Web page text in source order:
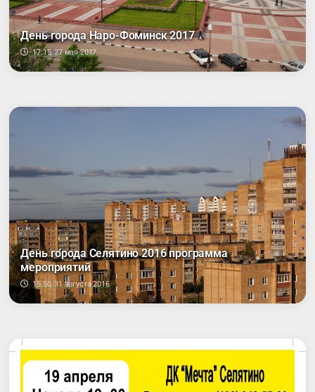
День города Наро-Фоминск 2017
17:15, 27 мая 2017
День города Селятино 2016 программа
мероприятий
15:50, 31 августа 2016